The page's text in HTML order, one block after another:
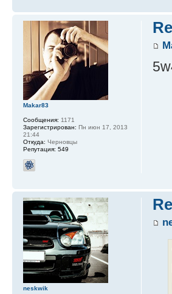
Makar83
Сообщения: 1171
Зарегистрирован: Пн июн 17, 2013
21:44
Откуда: Черновцы
Репутация: 549
neskwik